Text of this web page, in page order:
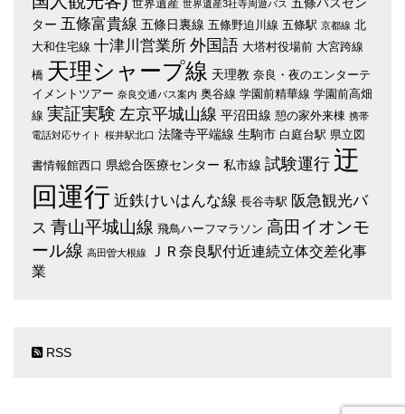
世界遺産 世界遺産3社寺周遊バス
ター 五條富貴線 五條日裏線 五條野迫川線 五條駅 京都線 北
大和住宅線 十津川営業所 外国語 大塔村役場前 大宮跨線
橋 天理シャープ線 天理教 奈良・夜のエンターテ
イメントツアー 奈良交通バス案内 奥谷線 学園前精華線 学園前高畑
線 実証実験 左京平城山線 平沼田線 憩の家外来棟 携帯
電話対応サイト 桜井駅北口 法隆寺平端線 生駒市 白庭台駅 県立図
書情報館西口 県総合医療センター 私市線 試験運行 迂
回運行 近鉄けいはんな線 長谷寺駅 阪急観光バ
ス 青山平城山線 飛鳥ハーフマラソン 高田イオンモ
ール線 高田曽大根線
ＪＲ奈良駅付近連続立体交差化事
業
RSS